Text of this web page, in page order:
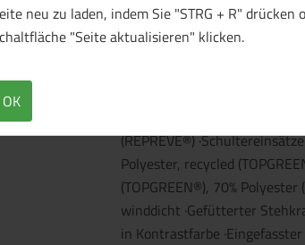
neu zu laden, indem Sie "STRG + R" drücken
"Seite aktualisieren" klicken.
OK
1 Muster
·Material außen und Futter:
(REPREVE®)
Polyester, recycled
(TOPGREEN®), 70%
winddicht ·Gefütterter
in Kontrastfarbe